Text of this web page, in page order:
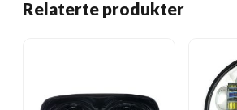
Relaterte produkter